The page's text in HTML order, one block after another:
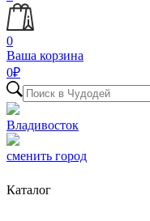
0
Ваша корзина
0₽
Владивосток
сменить город
Каталог